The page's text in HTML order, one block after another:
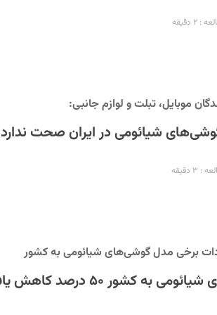
دقیقه
موبایل، تبلت و لوازم جانبی:
شیائومی در ایران صحت ندارد
دقیقه
برخی مدل گوشی‌های شیائومی به کشور
به کشور ۵۰ درصد کاهش یافت